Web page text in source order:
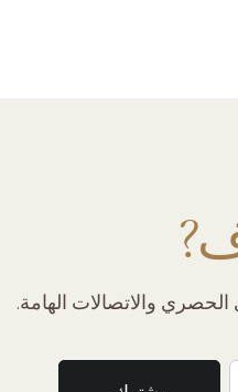
والاتصالات الهامة.